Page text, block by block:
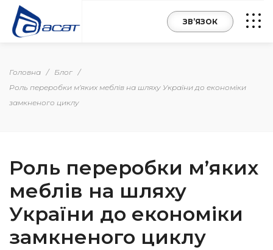
ЗВ’ЯЗОК
Головна / Блог /
Роль переробки м’яких меблів на шляху України до економіки
замкненого циклу
Роль переробки м’яких
меблів на шляху
України до економіки
замкненого циклу